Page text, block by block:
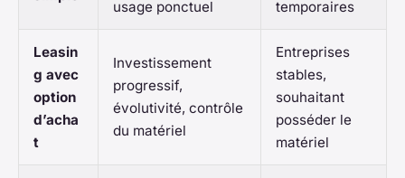
usage ponctuel
temporaires
Leasin
g avec
option
d’acha
t
Investissement
progressif,
évolutivité, contrôle
du matériel
Entreprises
stables,
souhaitant
posséder le
matériel